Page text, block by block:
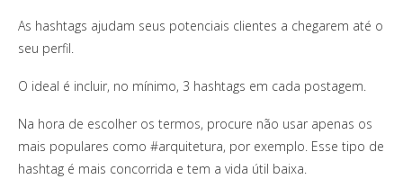
As hashtags ajudam seus potenciais clientes a chegarem até o
seu perfil.
O ideal é incluir, no mínimo, 3 hashtags em cada postagem.
Na hora de escolher os termos, procure não usar apenas os
mais populares como #arquitetura, por exemplo. Esse tipo de
hashtag é mais concorrida e tem a vida útil baixa.